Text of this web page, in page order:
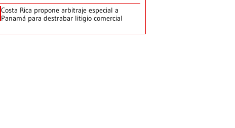
Costa Rica propone arbitraje especial a
Panamá para destrabar litigio comercial